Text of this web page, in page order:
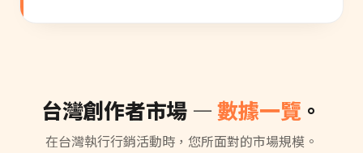
台灣創作者市場 —數據一覽 。
在台灣執行行銷活動時，您所面對的市場規模。